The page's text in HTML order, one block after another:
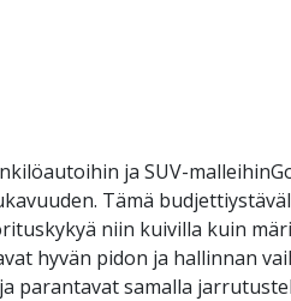
ja SUV-
Tämä
niin kuivilla kuin
hyvän pidon ja hallinnan
parantavat samalla